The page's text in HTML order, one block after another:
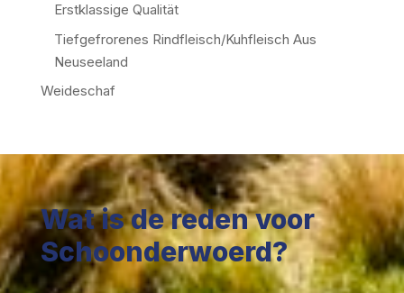
Erstklassige Qualität
Tiefgefrorenes Rindfleisch/Kuhfleisch Aus
Neuseeland
Weideschaf
Wat is de reden voor
Schoonderwoerd?